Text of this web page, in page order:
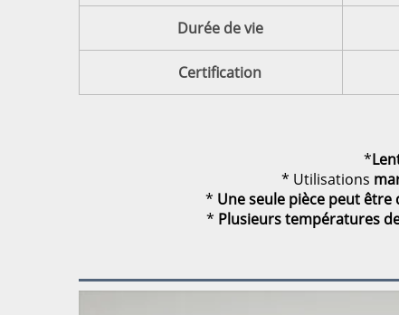
Durée de vie
Certification
*
* Utilisations
* Une seule pièce peut être
* Plusieurs températures